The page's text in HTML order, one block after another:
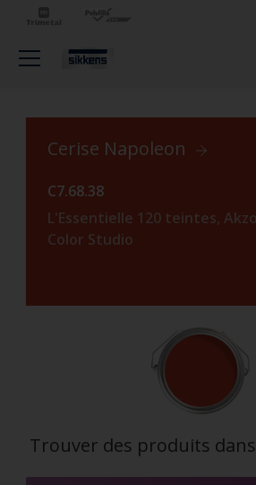
Cerise Napoleon
C7.68.38
L'Essentielle 120 teintes,
Color Studio
Trouver des produits